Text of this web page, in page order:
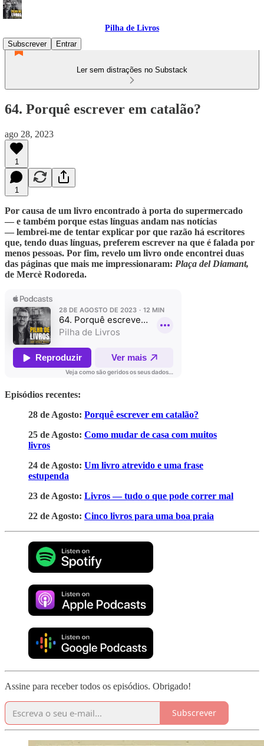
Pilha de Livros
Subscrever
Entrar
Ler sem distrações no Substack
64. Porquê escrever em catalão?
ago 28, 2023
1
1
Por causa de um livro encontrado à porta do supermercado
— e também porque estas línguas andam nas notícias
— lembrei-me de tentar explicar por que razão há escritores
que, tendo duas línguas, preferem escrever na que é falada por
menos pessoas. Por fim, revelo um livro onde encontrei duas
das páginas que mais me impressionaram: Plaça del Diamant,
de Mercè Rodoreda.
Episódios recentes:
28 de Agosto: Porquê escrever em catalão?
25 de Agosto: Como mudar de casa com muitos
livros
24 de Agosto: Um livro atrevido e uma frase
estupenda
23 de Agosto: Livros — tudo o que pode correr mal
22 de Agosto: Cinco livros para uma boa praia
Assine para receber todos os episódios. Obrigado!
Subscrever